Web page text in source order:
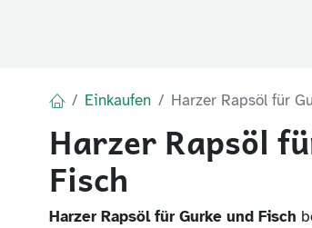
Einkaufen Harzer Rapsöl für
Harzer Rapsöl
Fisch
Harzer Rapsöl für Gurke und Fisch